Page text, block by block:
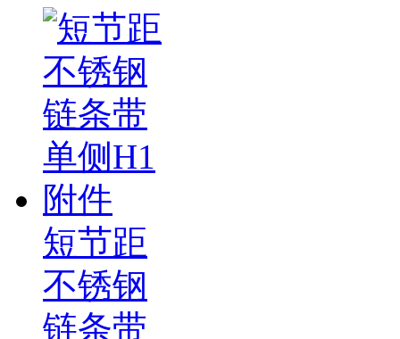
短节距
不锈钢
链条带